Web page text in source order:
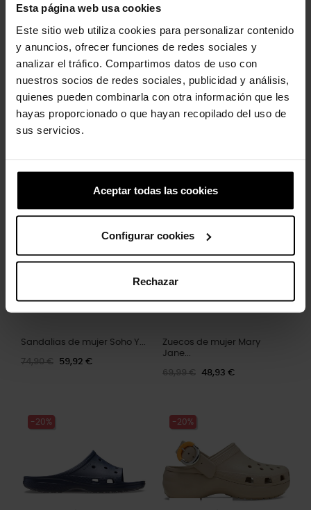
Esta página web usa cookies
Este sitio web utiliza cookies para personalizar contenido
y anuncios, ofrecer funciones de redes sociales y
analizar el tráfico. Compartimos datos de uso con
nuestros socios de redes sociales, publicidad y análisis,
quienes pueden combinarla con otra información que les
hayas proporcionado o que hayan recopilado del uso de
sus servicios.
Aceptar todas las cookies
Configurar cookies
Rechazar
ajuste seguro.
- Plantilla de espuma LiteRide™ de primera calidad,
supersuave, increíblemente ligera y extraordinariamente
resistente.
- Suela exterior Croslite totalmente moldeada que ofrece
- LiteRide™: Revolucionaria. Suavidad envolvente. Comodidad
innovadora.
producto también han comprado:
Sandalias de mujer Soho Y...
74,90 € 59,92 €
Zuecos de mujer Mary
Jane...
69,99 € 48,93 €
-20% -20%